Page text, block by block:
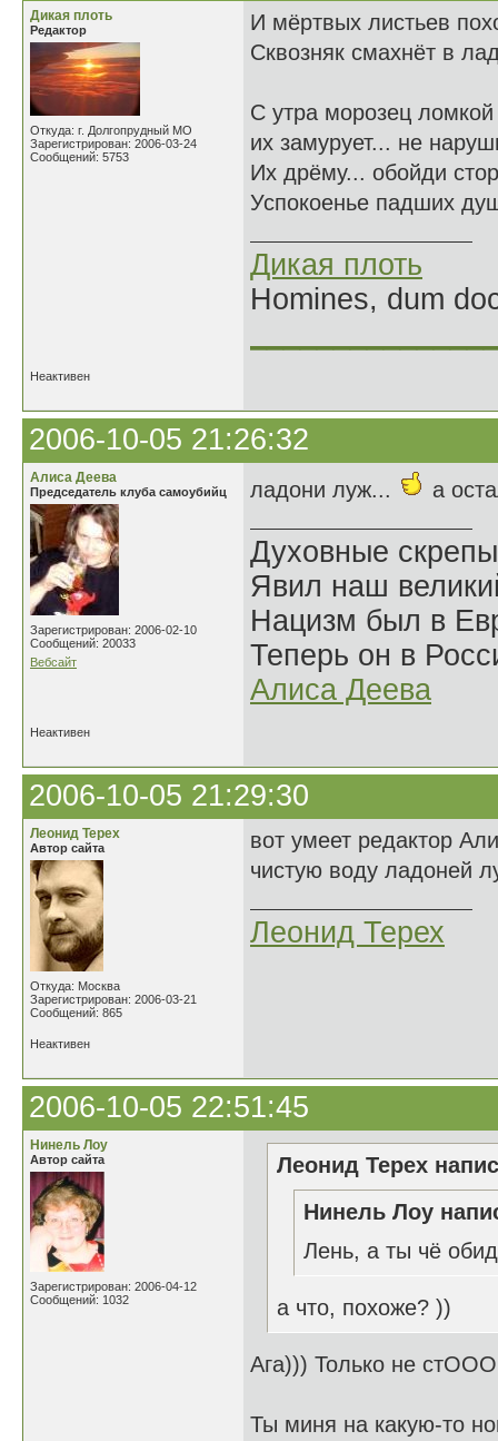
Дикая плоть
Редактор
Откуда: г. Долгопрудный МО
Зарегистрирован: 2006-03-24
Сообщений: 5753
И мёртвых листьев
Сквозняк смахнёт в
С утра морозец
их замурует... не
Их дрёму... обойди
Успокоенье падших
Дикая плоть
Homines, dum
Неактивен
2006-10-05 21:26:32
Алиса Деева
Председатель клуба самоубийц
Зарегистрирован: 2006-02-10
Сообщений: 20033
Вебсайт
ладони луж... а
Духовные
Явил наш
Нацизм был в
Теперь он в
Алиса Деева
Неактивен
2006-10-05 21:29:30
Леонид Терех
Автор сайта
Откуда: Москва
Зарегистрирован: 2006-03-21
Сообщений: 865
вот умеет редактор
чистую воду ладоней
Леонид Терех
Неактивен
2006-10-05 22:51:45
Нинель Лоу
Автор сайта
Зарегистрирован: 2006-04-12
Сообщений: 1032
Леонид Терех
Нинель Лоу
Лень, а ты чё
а что, похоже? ))
Ага))) Только не
Ты миня на какую-то